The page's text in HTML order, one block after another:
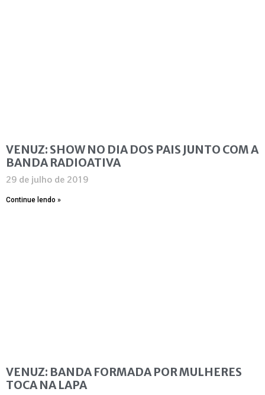
VENUZ: SHOW NO DIA DOS PAIS JUNTO COM A
BANDA RADIOATIVA
29 de julho de 2019
Continue lendo »
VENUZ: BANDA FORMADA POR MULHERES
TOCA NA LAPA